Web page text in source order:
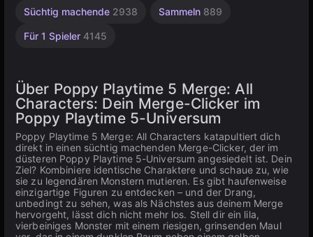
Süchtig machende 2938 Sammeln 889
Für 1 Spieler 4145
Über Poppy Playtime 5 Merge: All
Characters: Dein Merge-Clicker im
Poppy Playtime 5-Universum
Poppy Playtime 5 Merge: All Characters katapultiert dich
direkt in einen süchtig machenden Merge-Clicker, der im
düsteren Poppy Playtime 5-Universum angesiedelt ist. Dein
Ziel? Kombiniere identische Charaktere und schaue zu, wie
sie zu legendären Monstern mutieren. Es gibt haufenweise
einzigartige Figuren zu entdecken – und der Drang,
unbedingt zu sehen, was als Nächstes aus deinem Merge
hervorgeht, lässt dich nicht mehr los. Stell dir ein lila,
vierbeiniges Monster mit einem riesigen, grinsenden Maul